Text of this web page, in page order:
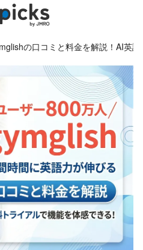
の口コミと料金を解説！AI英